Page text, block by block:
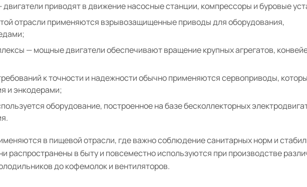
приводят в движение насосные станции, компрессоры и буровые
отрасли применяются взрывозащищенные приводы для оборудования,
— мощные двигатели обеспечивают вращение крупных агрегатов,
к точности и надежности обычно применяются сервоприводы,
и энкодерами;
оборудование, построенное на базе бесколлекторных
в пищевой отрасли, где важно соблюдение санитарных норм и
распространены в быту и повсеместно используются при производстве
до кофемолок и вентиляторов.